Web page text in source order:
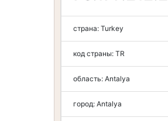
страна: Turkey
код страны: TR
область: Antalya
город: Antalya